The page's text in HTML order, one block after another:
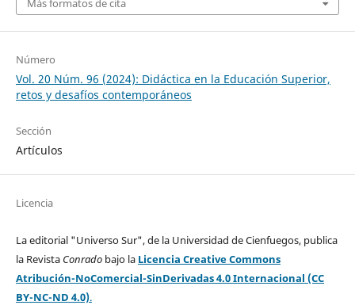
Número
Vol. 20 Núm. 96 (2024): Didáctica en la Educación Superior,
retos y desafíos contemporáneos
Sección
Artículos
Licencia
La editorial "Universo Sur", de la Universidad de Cienfuegos, publica
la Revista Conradobajo la Licencia Creative Commons
Atribución-NoComercial-SinDerivadas 4.0 Internacional (CC
BY-NC-ND 4.0).